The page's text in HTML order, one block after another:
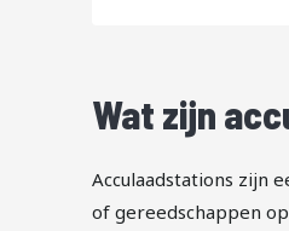
Wat zijn
Acculaadstations zijn
of gereedschappen